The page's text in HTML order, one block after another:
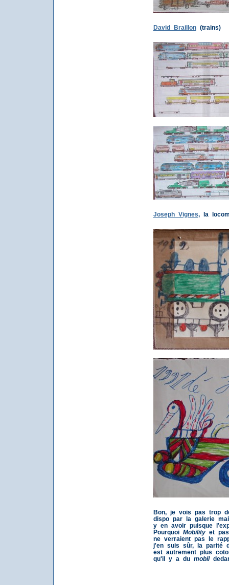
David Braillon(trains)
Joseph Vignes, la
Bon, je vois pas trop
dispo par la galerie
y en avoir puisque
Pourquoi Mobilityet pas
ne verraient pas le
j'en suis sûr, la parité
est autrement plus
qu'il y a du mobil